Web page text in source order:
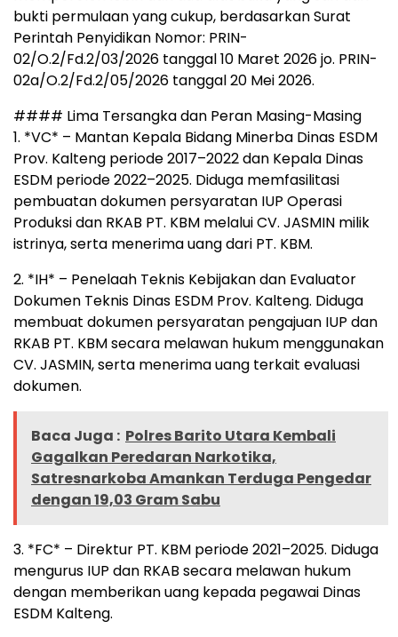
bukti permulaan yang cukup, berdasarkan Surat
Perintah Penyidikan Nomor: PRIN-
02/O.2/Fd.2/03/2026 tanggal 10 Maret 2026 jo. PRIN-
02a/O.2/Fd.2/05/2026 tanggal 20 Mei 2026.
#### Lima Tersangka dan Peran Masing-Masing
1. *VC* – Mantan Kepala Bidang Minerba Dinas ESDM
Prov. Kalteng periode 2017–2022 dan Kepala Dinas
ESDM periode 2022–2025. Diduga memfasilitasi
pembuatan dokumen persyaratan IUP Operasi
Produksi dan RKAB PT. KBM melalui CV. JASMIN milik
istrinya, serta menerima uang dari PT. KBM.
2. *IH* – Penelaah Teknis Kebijakan dan Evaluator
Dokumen Teknis Dinas ESDM Prov. Kalteng. Diduga
membuat dokumen persyaratan pengajuan IUP dan
RKAB PT. KBM secara melawan hukum menggunakan
CV. JASMIN, serta menerima uang terkait evaluasi
dokumen.
Baca Juga : Polres Barito Utara Kembali
Gagalkan Peredaran Narkotika,
Satresnarkoba Amankan Terduga Pengedar
dengan 19,03 Gram Sabu
3. *FC* – Direktur PT. KBM periode 2021–2025. Diduga
mengurus IUP dan RKAB secara melawan hukum
dengan memberikan uang kepada pegawai Dinas
ESDM Kalteng.